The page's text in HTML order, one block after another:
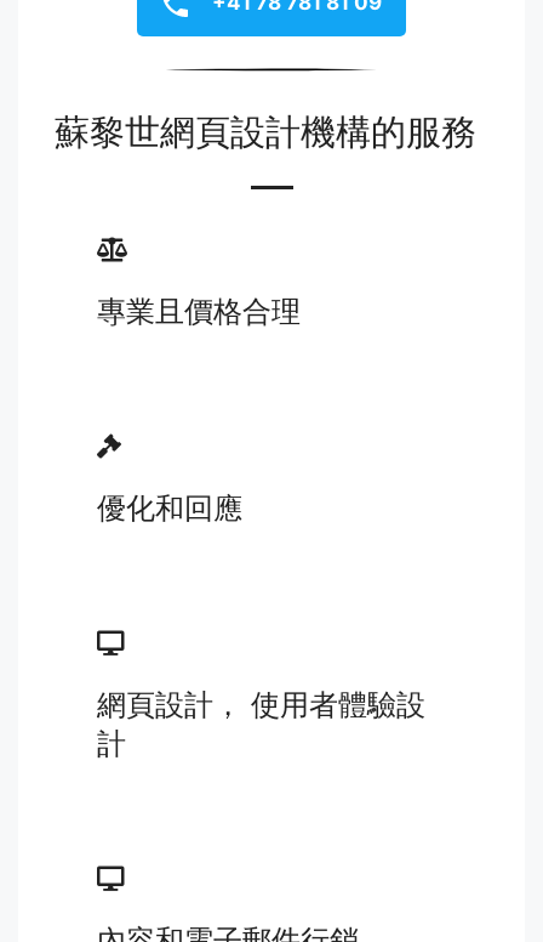
蘇黎世網頁設計機構的服務
專業且價格合理
優化和回應
網頁設計， 使用者體驗設
計